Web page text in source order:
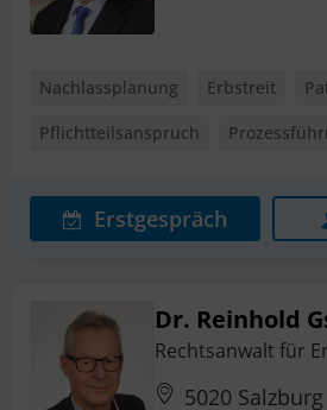
Nachlassplanung Erbstreit
Pflichtteilsanspruch
Erstgespräch
Dr. Reinhold
Rechtsanwalt für
5020 Salzburg